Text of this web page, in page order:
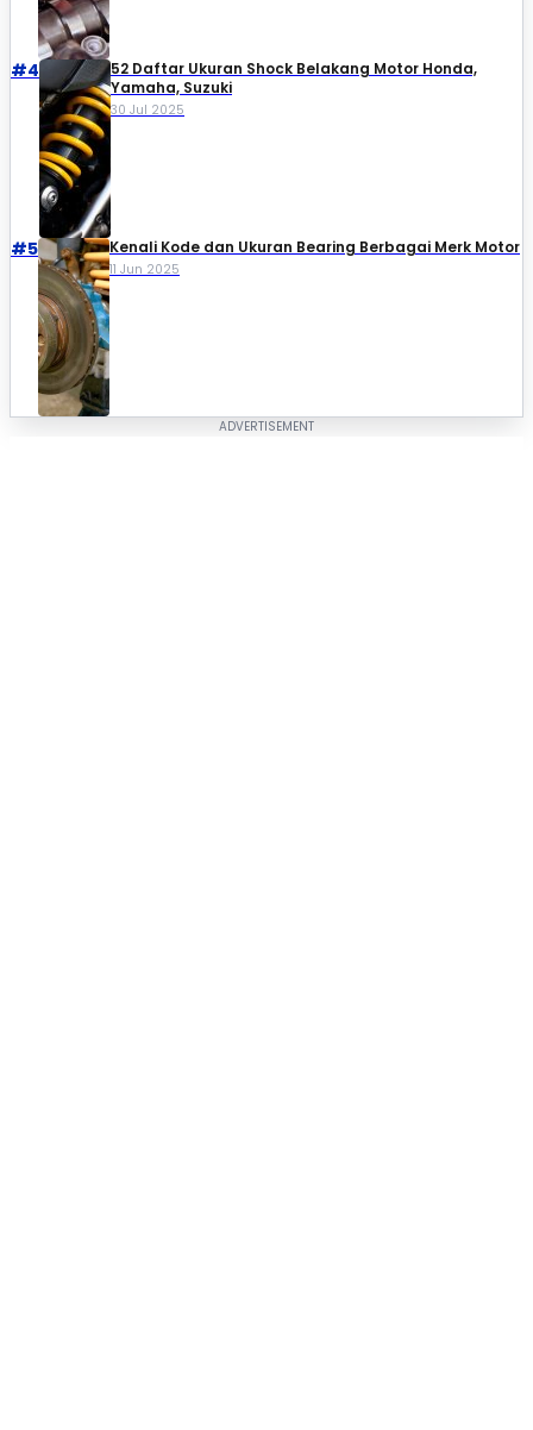
#4
52 Daftar Ukuran Shock Belakang Motor Honda,
Yamaha, Suzuki​
30 Jul 2025
#5 Kenali Kode dan Ukuran Bearing Berbagai Merk Motor
11 Jun 2025